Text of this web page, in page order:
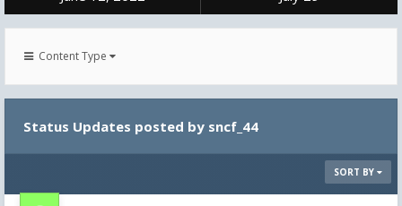
Content Type
Status Updates posted by sncf_44
SORT BY